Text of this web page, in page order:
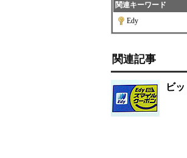
関連キーワード
Edy
関連記事
ビ